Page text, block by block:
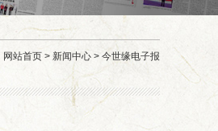
网站首页 > 新闻中心 > 今世缘电子报